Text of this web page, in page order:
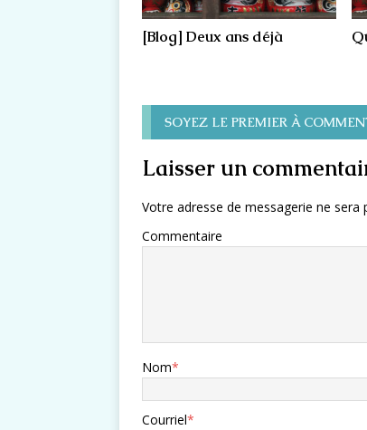
[Blog] Deux ans déjà
SOYEZ LE PREMIER À
Laisser un
Votre adresse de messagerie ne sera
Commentaire
Nom*
Courriel*